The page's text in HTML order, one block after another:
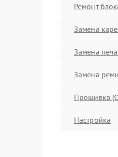
Ремонт
Замена
Замена
Замена
Прошивка
Настройка